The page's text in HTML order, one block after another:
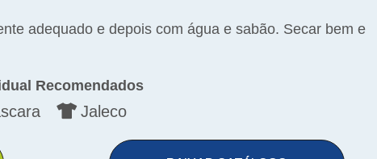
adequado e depois com água e sabão. Secar bem e
Recomendados
Jaleco